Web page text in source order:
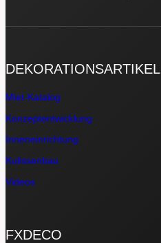
DEKORATIONSARTIKEL
Miet-Katalog
Konzeptentwicklung
Inneneinrichtung
Kulissenbau
Videos
FXDECO